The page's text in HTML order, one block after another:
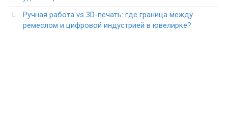
Ручная работа vs 3D-печать: где граница между
ремеслом и цифровой индустрией в ювелирке?